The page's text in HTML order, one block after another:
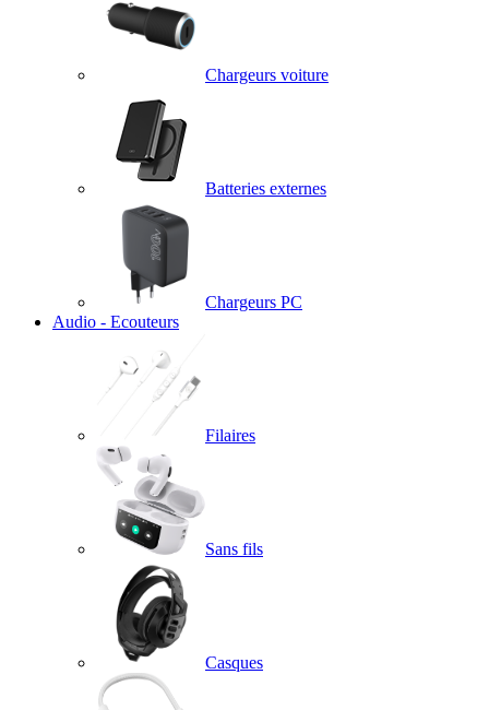
Chargeurs voiture
Batteries externes
Chargeurs PC
Audio - Ecouteurs
Filaires
Sans fils
Casques